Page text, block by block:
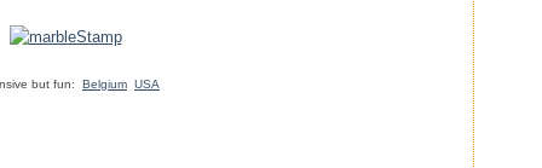
but fun: Belgium USA